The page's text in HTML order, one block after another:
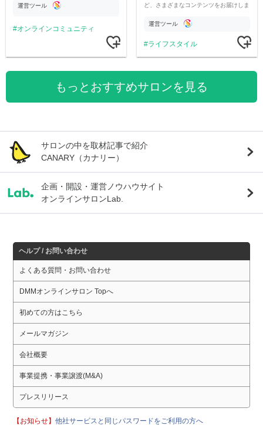
運営ツール
オンラインコミュニティ
ど、さまざまなコンテンツをお届けしま
運営ツール
ライフスタイル
もっとおすすめサロンを見る
サロンの中を取材記事で紹介
CANARY（カナリー）
企画・開設・運営ノウハウサイト
オンラインサロンLab.
ヘルプ / お問い合わせ
よくある質問・お問い合わせ
DMMオンラインサロン Topへ
初めての方はこちら
メールマガジン
会社概要
事業提携・事業譲渡(M&A)
プレスリリース
【お知らせ】他社サービスと同じパスワードをご利用の方へ